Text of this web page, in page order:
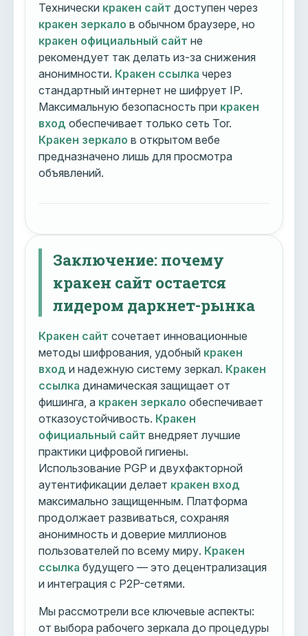
Технически кракен сайт доступен через
кракен зеркало в обычном браузере, но
кракен официальный сайт не
рекомендует так делать из-за снижения
анонимности. Кракен ссылка через
стандартный интернет не шифрует IP.
Максимальную безопасность при кракен
вход обеспечивает только сеть Tor.
Кракен зеркало в открытом вебе
предназначено лишь для просмотра
объявлений.
Заключение: почему
кракен сайт остается
лидером даркнет-рынка
Кракен сайт сочетает инновационные
методы шифрования, удобный кракен
вход и надежную систему зеркал. Кракен
ссылка динамическая защищает от
фишинга, а кракен зеркало обеспечивает
отказоустойчивость. Кракен
официальный сайт внедряет лучшие
практики цифровой гигиены.
Использование PGP и двухфакторной
аутентификации делает кракен вход
максимально защищенным. Платформа
продолжает развиваться, сохраняя
анонимность и доверие миллионов
пользователей по всему миру. Кракен
ссылка будущего — это децентрализация
и интеграция с P2P-сетями.
Мы рассмотрели все ключевые аспекты:
от выбора рабочего зеркала до процедуры